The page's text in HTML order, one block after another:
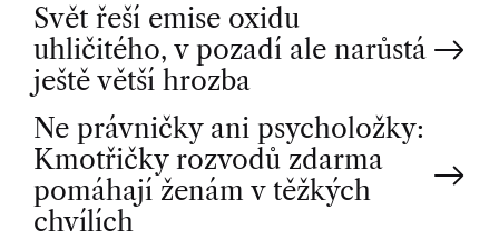
P
o
s
t
Svět řeší emise oxidu
uhličitého, v pozadí ale narůstá
ještě větší hrozba
Ne právničky ani psycholožky:
Kmotřičky rozvodů zdarma
pomáhají ženám v těžkých
chvílích